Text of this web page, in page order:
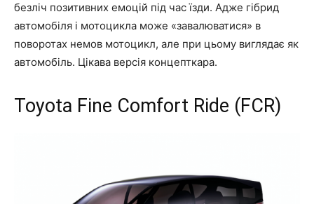
безліч позитивних емоцій під час їзди. Адже гібрид
автомобіля і мотоцикла може «завалюватися» в
поворотах немов мотоцикл, але при цьому виглядає як
автомобіль. Цікава версія концепткара.
Toyota Fine Comfort Ride (FCR)